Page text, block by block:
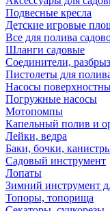
Подвесные кресла
Детские игровые
Все для полива
Шланги садовые
Соединители,
Пистолеты для
Насосы
Погружные насосы
Мотопомпы
Капельный полив и
Лейки, ведра
Баки, бочки,
Садовый инструмент
Лопаты
Зимний инструмент
Топоры, топорища